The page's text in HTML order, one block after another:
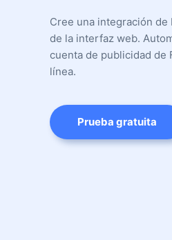
Cree una integración de
de la interfaz web.
cuenta de publicidad de
línea.
Prueba gratuita